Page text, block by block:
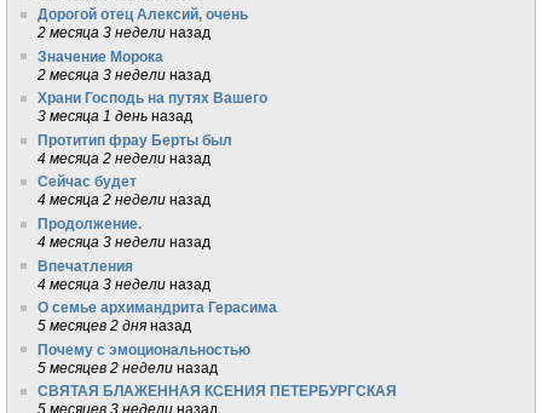
Дорогой отец Алексий, очень
2 месяца 3 недели назад
Значение Морока
2 месяца 3 недели назад
Храни Господь на путях Вашего
3 месяца 1 день назад
Протитип фрау Берты был
4 месяца 2 недели назад
Сейчас будет
4 месяца 2 недели назад
Продолжение.
4 месяца 3 недели назад
Впечатления
4 месяца 3 недели назад
О семье архимандрита Герасима
5 месяцев 2 дня назад
Почему с эмоциональностью
5 месяцев 2 недели назад
СВЯТАЯ БЛАЖЕННАЯ КСЕНИЯ ПЕТЕРБУРГСКАЯ
5 месяцев 3 недели назад